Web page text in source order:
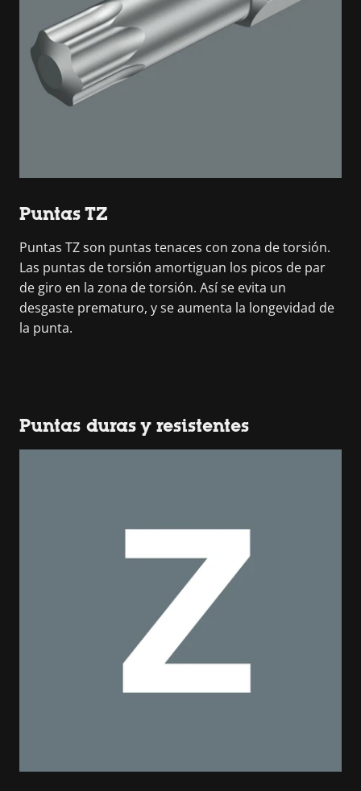
Puntas TZ
Puntas TZ son puntas tenaces con zona de torsión.
Las puntas de torsión amortiguan los picos de par
de giro en la zona de torsión. Así se evita un
desgaste prematuro, y se aumenta la longevidad de
la punta.
Puntas duras y resistentes